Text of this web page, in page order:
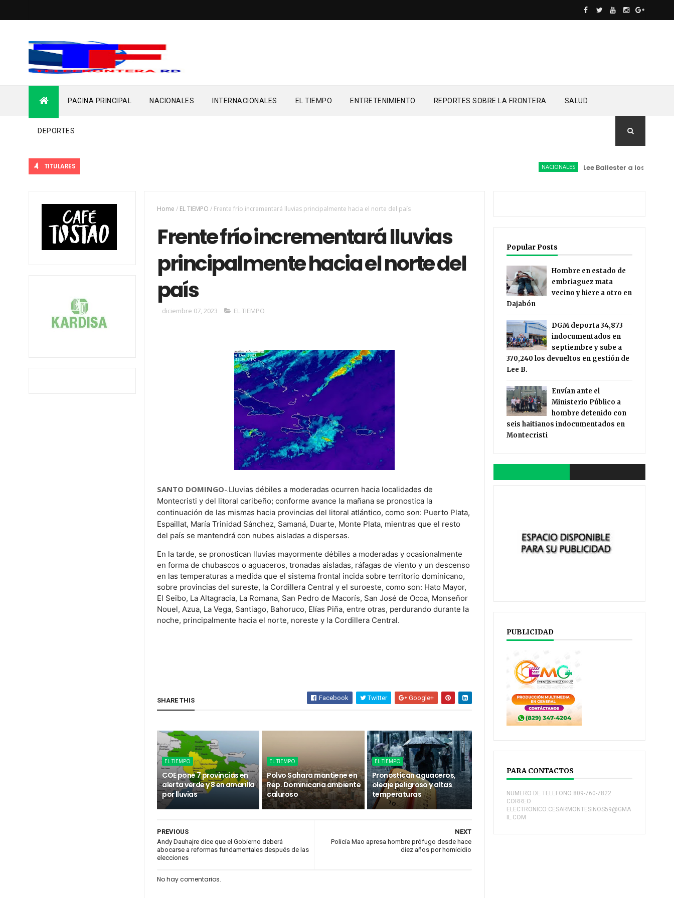
PAGINA PRINCIPAL NACIONALES INTERNACIONALES EL TIEMPO ENTRETENIMIENTO REPORTES SOBRE LA FRONTERA SALUD
DEPORTES
TITULARES NACIONALES Lee Ballester a los que se
Home / EL TIEMPO / Frente frío incrementará lluvias principalmente hacia el norte del país
Frente frío incrementará lluvias
principalmente hacia el norte del
país
diciembre 07, 2023 EL TIEMPO
SANTO DOMINGO-.Lluvias débiles a moderadas ocurren hacia localidades de
Montecristi y del litoral caribeño; conforme avance la mañana se pronostica la
continuación de las mismas hacia provincias del litoral atlántico, como son: Puerto Plata,
Espaillat, María Trinidad Sánchez, Samaná, Duarte, Monte Plata, mientras que el resto
del país se mantendrá con nubes aisladas a dispersas.
En la tarde, se pronostican lluvias mayormente débiles a moderadas y ocasionalmente
en forma de chubascos o aguaceros, tronadas aisladas, ráfagas de viento y un descenso
en las temperaturas a medida que el sistema frontal incida sobre territorio dominicano,
sobre provincias del sureste, la Cordillera Central y el suroeste, como son: Hato Mayor,
El Seibo, La Altagracia, La Romana, San Pedro de Macorís, San José de Ocoa, Monseñor
Nouel, Azua, La Vega, Santiago, Bahoruco, Elías Piña, entre otras, perdurando durante la
noche, principalmente hacia el norte, noreste y la Cordillera Central.
SHARE THIS Facebook Twitter Google+
EL TIEMPO
COE pone 7 provincias en
alerta verde y 8 en amarilla
por lluvias
EL TIEMPO
Polvo Sahara mantiene en
Rep. Dominicana ambiente
caluroso
EL TIEMPO
Pronostican aguaceros,
oleaje peligroso y altas
temperaturas
NEXT
Policía Mao apresa hombre prófugo desde hace
diez años por homicidio
PREVIOUS
Andy Dauhajre dice que el Gobierno deberá
abocarse a reformas fundamentales después de las
elecciones
No hay comentarios.
Popular Posts
Hombre en estado de
embriaguez mata
vecino y hiere a otro en
Dajabón
DGM deporta 34,873
indocumentados en
septiembre y sube a
370,240 los devueltos en gestión de
Lee B.
Envían ante el
Ministerio Público a
hombre detenido con
seis haitianos indocumentados en
Montecristi
PUBLICIDAD
PARA CONTACTOS
NUMERO DE TELEFONO:809-760-7822
CORREO
ELECTRONICO:CESARMONTESINOS59@GMA
IL.COM